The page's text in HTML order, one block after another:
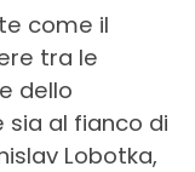
come il
tra le
dello
sia al fianco di
Lobotka,